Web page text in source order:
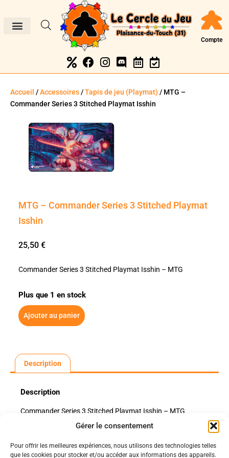
Gérer le consentement
Pour offrir les meilleures expériences, nous utilisons des technologies telles
que les cookies pour stocker et/ou accéder aux informations des appareils.
Compte
Accueil /Accessoires/Tapis de jeu (Playmat) / MTG –
Commander Series 3 Stitched Playmat Isshin
MTG – Commander Series 3 Stitched Playmat
Isshin
25,50 €
Commander Series 3 Stitched Playmat Isshin – MTG
Plus que 1 en stock
Ajouter au panier
Description
Description
Commander Series 3 Stitched Playmat Isshin – MTG
Politiques